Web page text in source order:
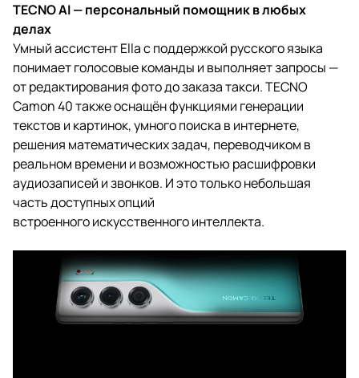
TECNO AI — персональный помощник в любых
делах
Умный ассистент Ella с поддержкой русского языка
понимает голосовые команды и выполняет запросы —
от редактирования фото до заказа такси. TECNO
Camon 40 также оснащён функциями генерации
текстов и картинок, умного поиска в интернете,
решения математических задач, переводчиком в
реальном времени и возможностью расшифровки
аудиозаписей и звонков. И это только небольшая
часть доступных опций
встроенного искусственного интеллекта.